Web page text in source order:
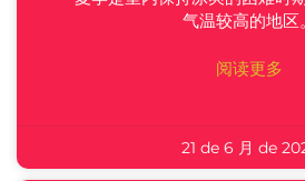
气温较高的地区。
阅读更多
21 de 6 月 de